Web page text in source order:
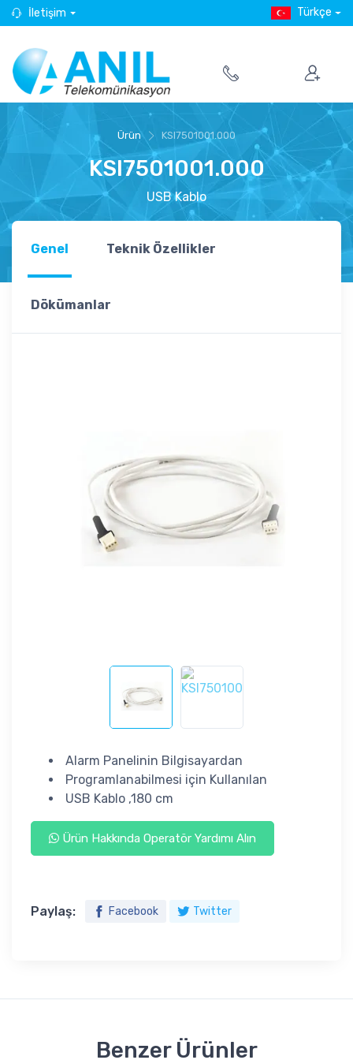
İletişim Türkçe
Ürün KSI7501001.000
KSI7501001.000
USB Kablo
Genel Teknik Özellikler
Dökümanlar
Alarm Panelinin Bilgisayardan
Programlanabilmesi için Kullanılan
USB Kablo ,180 cm
Ürün Hakkında Operatör Yardımı Alın
Paylaş: Facebook Twitter
Benzer Ürünler